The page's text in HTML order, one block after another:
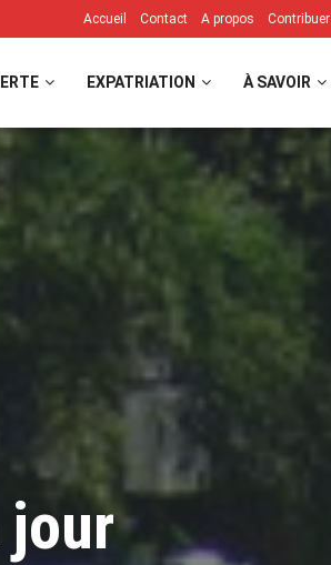
Accueil Contact A propos Contribuer
EXPATRIATION À SAVOIR
jour